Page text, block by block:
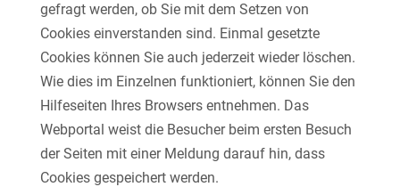
gefragt werden, ob Sie mit dem Setzen von
Cookies einverstanden sind. Einmal gesetzte
Cookies können Sie auch jederzeit wieder löschen.
Wie dies im Einzelnen funktioniert, können Sie den
Hilfeseiten Ihres Browsers entnehmen. Das
Webportal weist die Besucher beim ersten Besuch
der Seiten mit einer Meldung darauf hin, dass
Cookies gespeichert werden.